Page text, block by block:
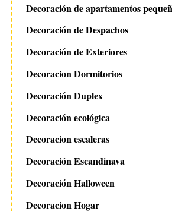
Decoración de apartamentos
Decoración de Despachos
Decoración de Exteriores
Decoracion Dormitorios
Decoración Duplex
Decoración ecológica
Decoracion escaleras
Decoración Escandinava
Decoración Halloween
Decoracion Hogar